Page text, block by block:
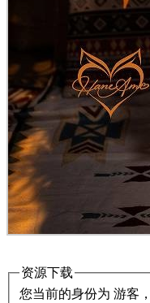
资源下载
您当前的身份为 游客